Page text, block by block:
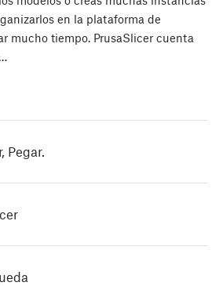
en la plataforma de
mucho tiempo. PrusaSlicer cuenta
Pegar.